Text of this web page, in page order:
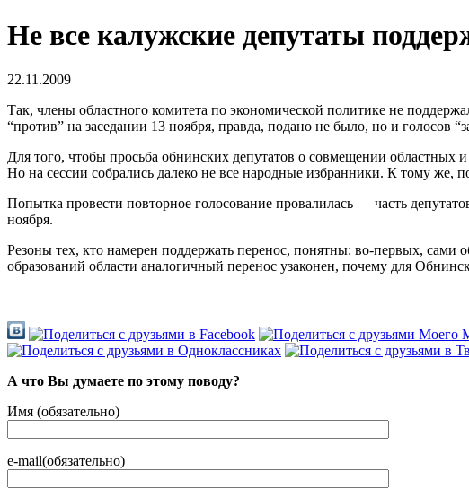
Не все калужские депутаты
22.11.2009
Так, члены областного комитета по экономической политике не
“против” на заседании 13 ноября, правда, подано не было, но и голосов
Для того, чтобы просьба обнинских депутатов о совмещении
Но на сессии собрались далеко не все народные избранники. К тому же,
Попытка провести повторное голосование провалилась — часть
ноября.
Резоны тех, кто намерен поддержать перенос, понятны: во-первых,
образований области аналогичный перенос узаконен, почему для
А что Вы думаете по этому поводу?
Имя (обязательно)
e-mail(обязательно)